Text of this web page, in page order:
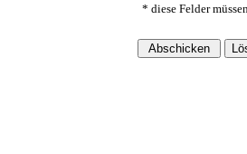
* diese Felder